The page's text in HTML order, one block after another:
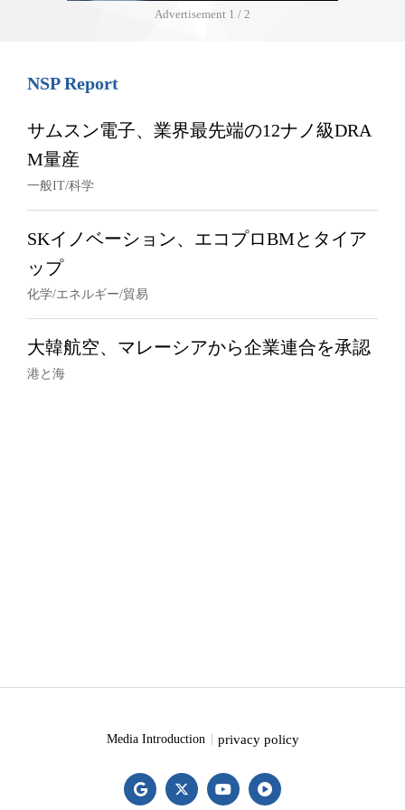
Advertisement 1 / 2
NSP Report
サムスン電子、業界最先端の12ナノ級DRA
M量産
一般IT/科学
SKイノベーション、エコプロBMとタイア
ップ
化学/エネルギー/貿易
大韓航空、マレーシアから企業連合を承認
港と海
Media Introduction privacy policy